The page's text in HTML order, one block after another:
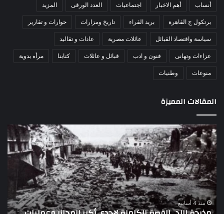
أنساب أهم الاخبار اجتماعيات العدد الورقى المزيد
برتكول ج القاهرة بريد القراء تاريخ ومزارات حوارات و تقارير
سياسة واقتصاد القبائل عائلات مصرية عادات و تقاليد
عزاءات وتهانى فنون و ادب قبائل و عائلات كتابنا مرأه بدوية
منوعات وطنيات
المقالات المميزة
اللواء
دكتور
راضي
عبدالمعطي
يكتب:
30
يونيو
–
منذ 4 أسابيع